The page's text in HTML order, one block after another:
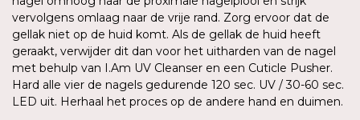
vervolgens omlaag naar de vrije rand. Zorg ervoor dat de
gellak niet op de huid komt. Als de gellak de huid heeft
geraakt, verwijder dit dan voor het uitharden van de nagel
met behulp van I.Am UV Cleanser en een Cuticle Pusher.
Hard alle vier de nagels gedurende 120 sec. UV / 30-60 sec.
LED uit. Herhaal het proces op de andere hand en duimen.